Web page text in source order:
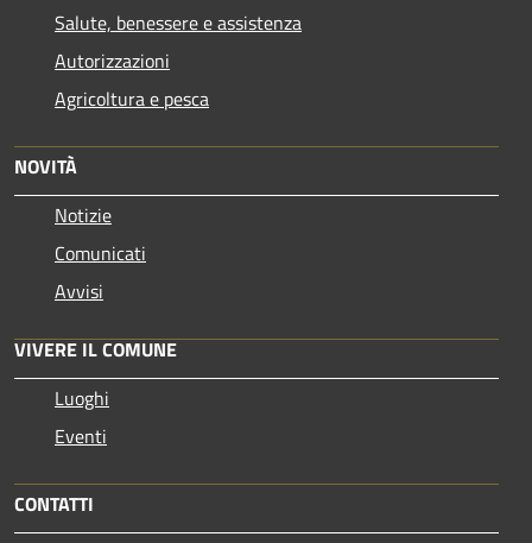
Salute, benessere e assistenza
Autorizzazioni
Agricoltura e pesca
NOVITÀ
Notizie
Comunicati
Avvisi
VIVERE IL COMUNE
Luoghi
Eventi
CONTATTI